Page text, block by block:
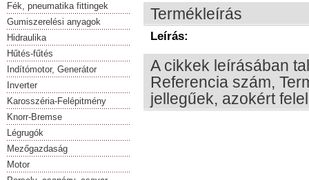
Fék, pneumatika fittingek
Gumiszerelési anyagok
Hidraulika
Hűtés-fűtés
Indítómotor, Generátor
Inverter
Karosszéria-Felépitmény
Knorr-Bremse
Légrugók
Mezőgazdaság
Motor
Termékleírás
Leírás:
A cikkek leírásában
Referencia szám,
jellegűek, azokért